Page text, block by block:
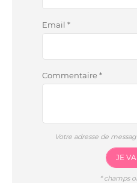
Email *
Commentaire*
Votre adresse de
JE
*champs